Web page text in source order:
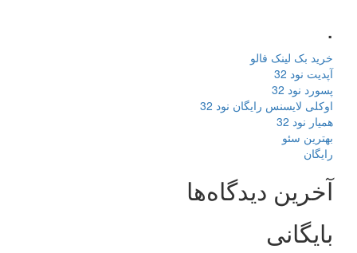
.
خرید بک لینک فالو
آپدیت نود 32
پسورد نود 32
اوکلی لایسنس رایگان نود 32
همیار نود 32
بهترین سئو
رایگان
آخرین دیدگاه‌ها
بایگانی